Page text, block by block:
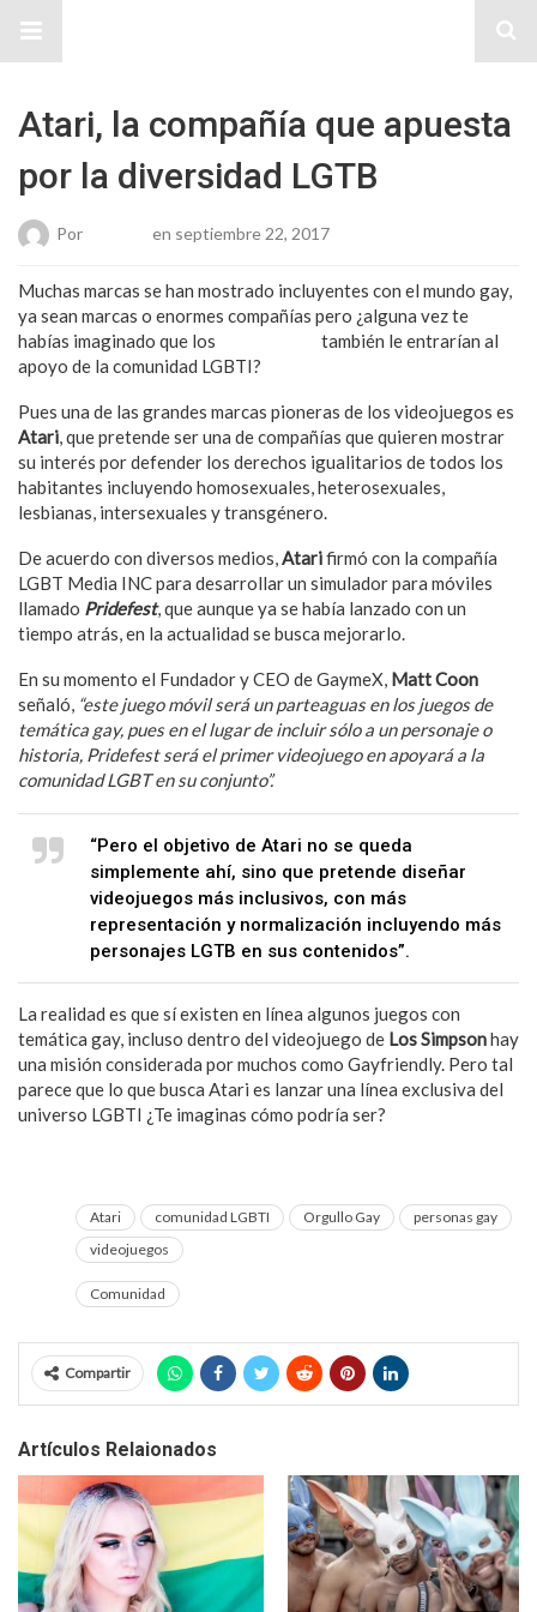
Atari, la compañía que apuesta
por la diversidad LGTB
Por en septiembre 22, 2017
Muchas marcas se han mostrado incluyentes con el mundo gay,
ya sean marcas o enormes compañías pero ¿alguna vez te
habías imaginado que los
también le entrarían al
apoyo de la comunidad LGBTI?
Pues una de las grandes marcas pioneras de los videojuegos es
Atari, que pretende ser una de compañías que quieren mostrar
su interés por defender los derechos igualitarios de todos los
habitantes incluyendo homosexuales, heterosexuales,
lesbianas, intersexuales y transgénero.
De acuerdo con diversos medios,Atarifirmó con la compañía
LGBT Media INC para desarrollar un simulador para móviles
llamado Pridefest, que aunque ya se había lanzado con un
tiempo atrás, en la actualidad se busca mejorarlo.
En su momento el Fundador y CEO de GaymeX, Matt Coon
señaló, “este juego móvil será un parteaguas en los juegos de
temática gay, pues en el lugar de incluir sólo a un personaje o
historia, Pridefest será el primer videojuego en apoyará a la
comunidad LGBT en su conjunto”.
“Pero el objetivo de Atari no se queda
simplemente ahí, sino que pretende diseñar
videojuegos más inclusivos, con más
representación y normalización incluyendo más
personajes LGTB en sus contenidos”.
La realidad es que sí existen en línea algunos juegos con
temática gay, incluso dentro del videojuego de Los Simpsonhay
una misión considerada por muchos como Gayfriendly. Pero tal
parece que lo que busca Atari es lanzar una línea exclusiva del
universo LGBTI ¿Te imaginas cómo podría ser?
Atari comunidad LGBTI Orgullo Gay
personas gay
videojuegos
Comunidad
Compartir
Artículos Relaionados